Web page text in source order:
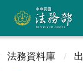
法務資料庫